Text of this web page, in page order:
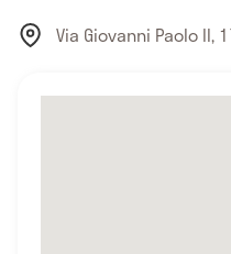
Via Giovanni Paolo II,